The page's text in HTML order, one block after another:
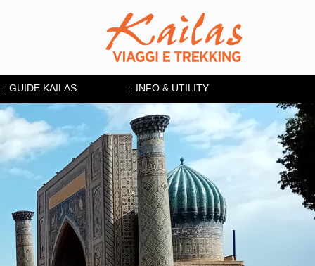
:: GUIDE KAILAS :: INFO & UTILITY